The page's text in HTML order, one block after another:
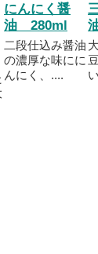
にんにく醤
油 280ml
二段仕込み醤油
の濃厚な味にに
んにく、....